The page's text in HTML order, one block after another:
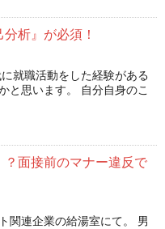
析』が必須！
就職活動をした経験がある
と思います。 自分自身のこ
面接前のマナー違反で
関連企業の給湯室にて。 男